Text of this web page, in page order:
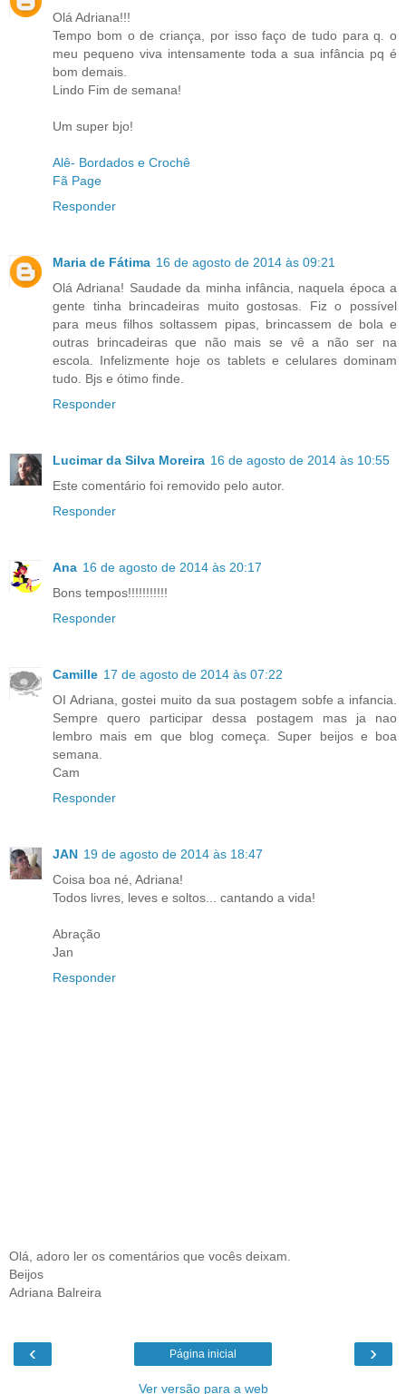
Olá Adriana!!!
Tempo bom o de criança, por isso faço de tudo para q. o
meu pequeno viva intensamente toda a sua infância pq é
bom demais.
Lindo Fim de semana!
Um super bjo!
Alê- Bordados e Crochê
Fã Page
Responder
Maria de Fátima 16 de agosto de 2014 às 09:21
Olá Adriana! Saudade da minha infância, naquela época a
gente tinha brincadeiras muito gostosas. Fiz o possível
para meus filhos soltassem pipas, brincassem de bola e
outras brincadeiras que não mais se vê a não ser na
escola. Infelizmente hoje os tablets e celulares dominam
tudo. Bjs e ótimo finde.
Responder
Lucimar da Silva Moreira 16 de agosto de 2014 às 10:55
Este comentário foi removido pelo autor.
Responder
Ana 16 de agosto de 2014 às 20:17
Bons tempos!!!!!!!!!!!
Responder
Camille 17 de agosto de 2014 às 07:22
OI Adriana, gostei muito da sua postagem sobfe a infancia.
Sempre quero participar dessa postagem mas ja nao
lembro mais em que blog começa. Super beijos e boa
semana.
Cam
Responder
JAN 19 de agosto de 2014 às 18:47
Coisa boa né, Adriana!
Todos livres, leves e soltos... cantando a vida!
Abração
Jan
Responder
Olá, adoro ler os comentários que vocês deixam.
Beijos
Adriana Balreira
‹ ›
Página inicial
Ver versão para a web